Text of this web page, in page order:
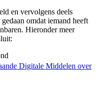
en vervolgens deels
omdat iemand heeft
Hieronder meer
Digitale Middelen over